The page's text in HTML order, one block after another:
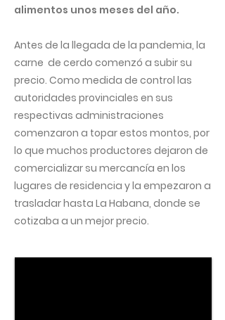
alimentos unos meses del año.
Antes de la llegada de la pandemia, la
carne de cerdo comenzó a subir su
precio. Como medida de control las
autoridades provinciales en sus
respectivas administraciones
comenzaron a topar estos montos, por
lo que muchos productores dejaron de
comercializar su mercancía en los
lugares de residencia y la empezaron a
trasladar hasta La Habana, donde se
cotizaba a un mejor precio.